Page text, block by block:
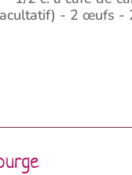
- 2 œufs -